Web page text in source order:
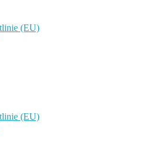
(EU)
(EU)